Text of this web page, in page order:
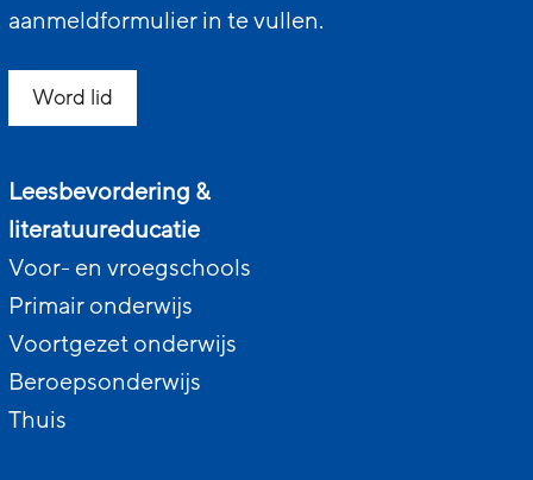
aanmeldformulier in te vullen.
Word lid
Leesbevordering &
literatuureducatie
Voor- en vroegschools
Primair onderwijs
Voortgezet onderwijs
Beroepsonderwijs
Thuis